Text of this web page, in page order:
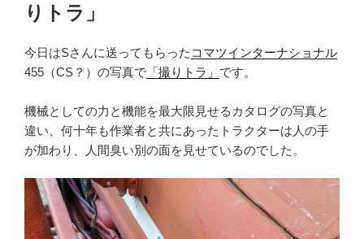
りトラ」
今日はSさんに送ってもらった コマツインターナショナル
455（CS？）の写真で 「撮りトラ」 です。
機械としての力と機能を最大限見せるカタログの写真と
違い、何十年も作業者と共にあったトラクターは人の手
が加わり、人間臭い別の面を見せているのでした。